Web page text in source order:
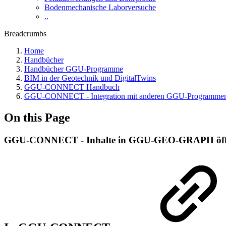
Bodenmechanische Laborversuche
..
Breadcrumbs
Home
Handbücher
Handbücher GGU-Programme
BIM in der Geotechnik und DigitalTwins
GGU-CONNECT Handbuch
GGU-CONNECT - Integration mit anderen GGU-
On this Page
GGU-CONNECT - Inhalte in GGU-GEO-GRAPH